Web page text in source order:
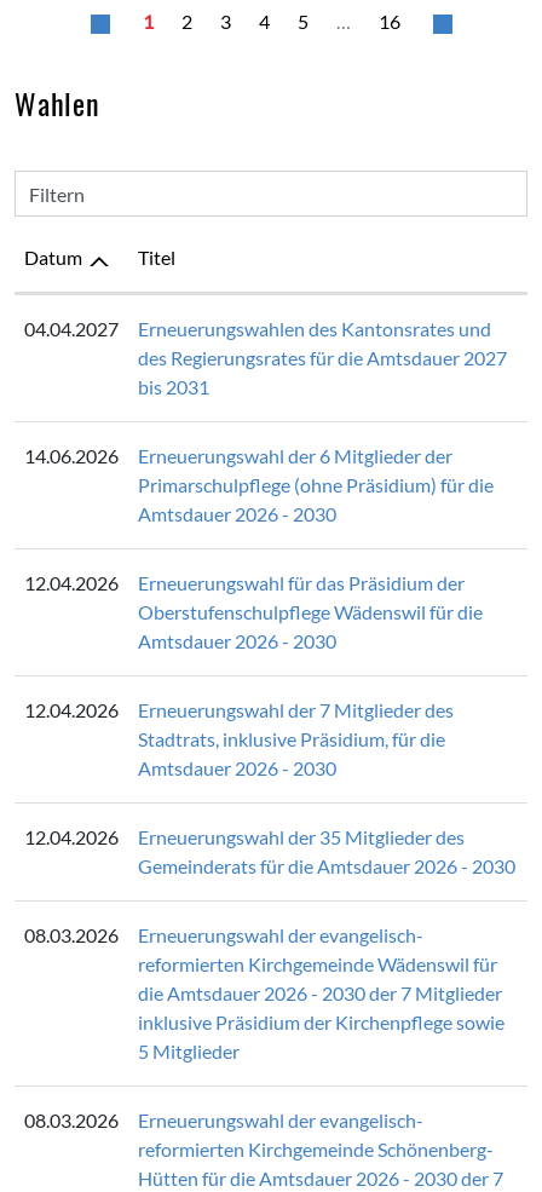
1 2 3 4 5 … 16
Wahlen
Filtern
Datum Titel
04.04.2027
Erneuerungswahlen des Kantonsrates und
des Regierungsrates für die Amtsdauer 2027
bis 2031
14.06.2026
Erneuerungswahl der 6 Mitglieder der
Primarschulpflege (ohne Präsidium) für die
Amtsdauer 2026 - 2030
12.04.2026
Erneuerungswahl für das Präsidium der
Oberstufenschulpflege Wädenswil für die
Amtsdauer 2026 - 2030
12.04.2026
Erneuerungswahl der 7 Mitglieder des
Stadtrats, inklusive Präsidium, für die
Amtsdauer 2026 - 2030
12.04.2026
Erneuerungswahl der 35 Mitglieder des
Gemeinderats für die Amtsdauer 2026 - 2030
08.03.2026
Erneuerungswahl der evangelisch-
reformierten Kirchgemeinde Wädenswil für
die Amtsdauer 2026 - 2030 der 7 Mitglieder
inklusive Präsidium der Kirchenpflege sowie
5 Mitglieder
08.03.2026
Erneuerungswahl der evangelisch-
reformierten Kirchgemeinde Schönenberg-
Hütten für die Amtsdauer 2026 - 2030 der 7